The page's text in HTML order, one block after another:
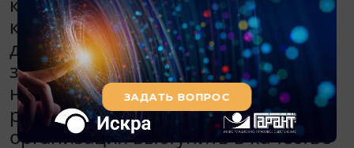
компания, предоставляющая
данные услуги, не
зарегистрирована в российском
налоговом органе и не оплачивает
российский НДС. 1. Должна ли
организация выступить в качестве